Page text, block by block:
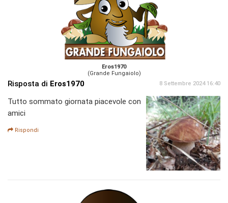
Eros1970
(Grande Fungaiolo)
Risposta di Eros1970 8 Settembre 2024 16:40
Tutto sommato giornata piacevole con
amici
Rispondi